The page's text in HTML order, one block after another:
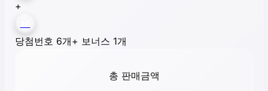
+
당첨번호 6개+ 보너스 1개
총 판매금액